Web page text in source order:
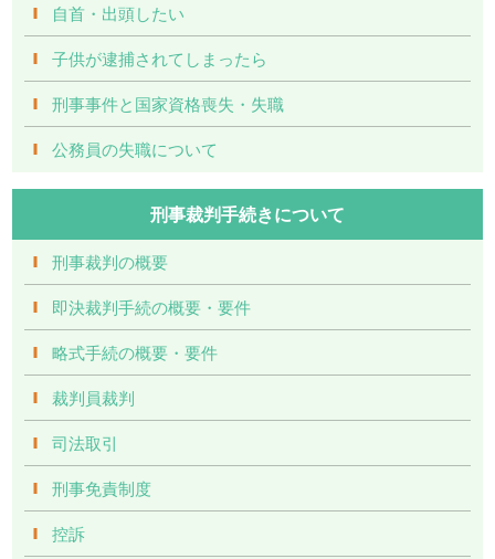
自首・出頭したい
子供が逮捕されてしまったら
刑事事件と国家資格喪失・失職
公務員の失職について
刑事裁判手続きについて
刑事裁判の概要
即決裁判手続の概要・要件
略式手続の概要・要件
裁判員裁判
司法取引
刑事免責制度
控訴